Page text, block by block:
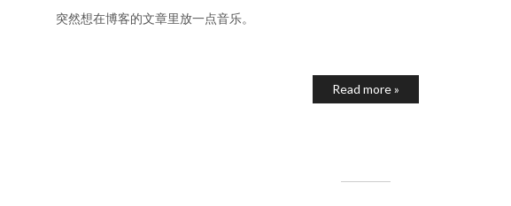
突然想在博客的文章里放一点音乐。
Read more »